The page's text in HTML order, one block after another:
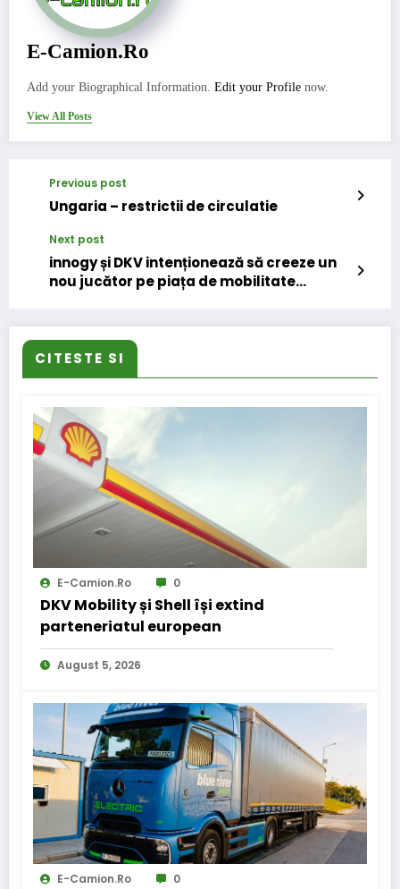
E-Camion.ro
Add your Biographical Information. Edit your Profile now.
View All Posts
Previous post
Ungaria – restrictii de circulatie
Next post
innogy și DKV intenționează să creeze un
nou jucător pe piața de mobilitate
CITESTE SI
E-Camion.ro 0
DKV Mobility și Shell își extind
parteneriatul european
August 5, 2026
E-Camion.ro 0